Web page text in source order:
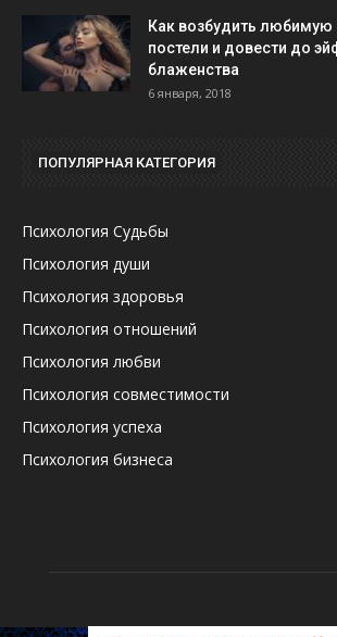
Как возбудить любимую
постели и довести до
блаженства
6 января, 2018
ПОПУЛЯРНАЯ КАТЕГОРИЯ
Психология Судьбы
Психология души
Психология здоровья
Психология отношений
Психология любви
Психология совместимости
Психология успеха
Психология бизнеса